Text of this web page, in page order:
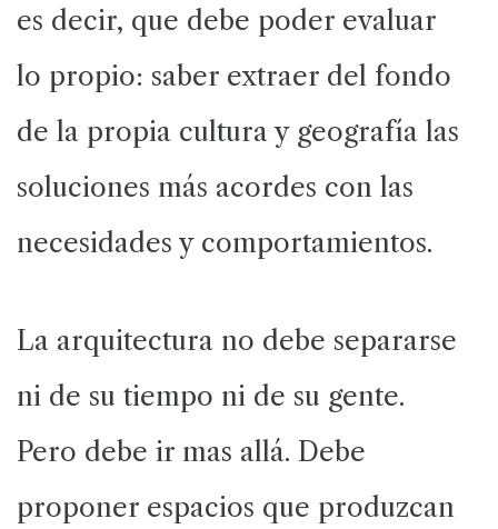
es decir, que debe poder evaluar
lo propio: saber extraer del fondo
de la propia cultura y geografía las
soluciones más acordes con las
necesidades y comportamientos.
La arquitectura no debe separarse
ni de su tiempo ni de su gente.
Pero debe ir mas allá. Debe
proponer espacios que produzcan